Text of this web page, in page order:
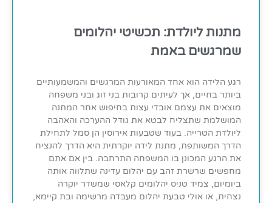
מתנות ליולדת: תכשיטי יהלומים
שמרגשים באמת
רגע הלידה הוא אחד המאורעות המרגשים והמשמעותיים
ביותר בחיים, אך לעיתים קרובות בני זוג ובני משפחה
מוצאים את עצמם אובדי עצות בחיפוש אחר המתנה
המושלמת שתצליח לבטא את גודל ההערכה והאהבה
ליולדת הטרייה. בעוד שטבעות אירוסין הן סמל לתחילת
הדרך המשותפת, מתנת לידה יוקרתית היא הדרך להנציח
את הרגע המכונן בו המשפחה התרחבה. בין אם אתם
מחפשים שרשרת זהב עם יהלום עדינה שתלווה אותה
ביומיום, צמיד טניס יהלומים קלאסי שמשדר יוקרה
נצחית, או אולי טבעת יהלום מעבדה מרשימה ובת קיימא,